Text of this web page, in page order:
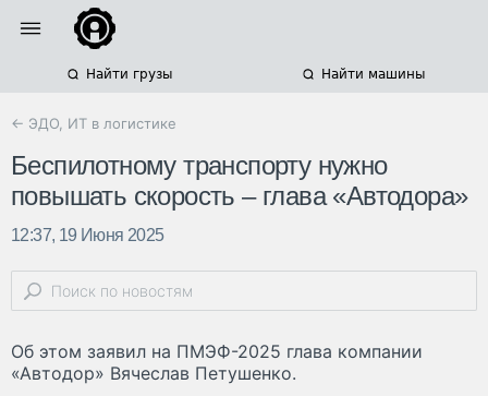
Найти грузы Найти машины
← ЭДО, ИТ в логистике
Беспилотному транспорту нужно
повышать скорость – глава «Автодора»
12:37, 19 Июня 2025
Об этом заявил на ПМЭФ-2025 глава компании
«Автодор» Вячеслав Петушенко.